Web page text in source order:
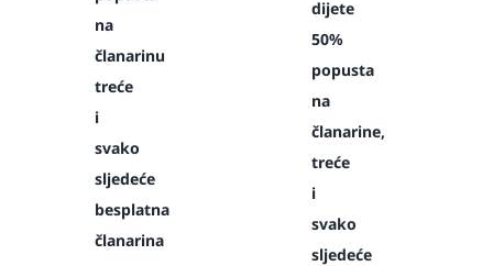
na
članarinu
treće
i
svako
sljedeće
besplatna
članarina
dijete
50%
popusta
na
članarine,
treće
i
svako
sljedeće